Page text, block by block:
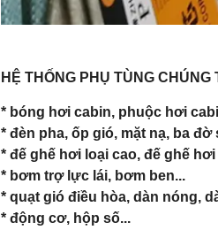
HỆ THỐNG PHỤ TÙNG CHÚNG
* bóng hơi cabin, phuộc hơi
* đèn pha, ốp gió, mặt nạ, ba đờ
* đế ghế hơi loại cao, đế ghế hơi
* bơm trợ lực lái, bơm ben...
* quạt gió điều hòa, dàn nóng,
* động cơ, hộp số...